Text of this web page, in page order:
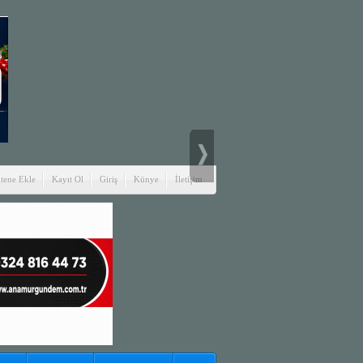
Ekle Kayıt Ol Giriş Künye İletişim